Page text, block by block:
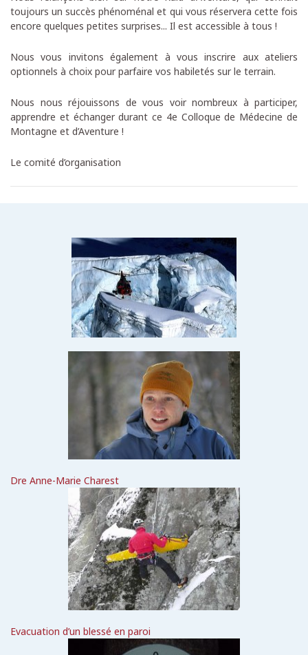
toujours un succès phénoménal et qui vous réservera cette fois
encore quelques petites surprises... Il est accessible à tous !
Nous vous invitons également à vous inscrire aux ateliers
optionnels à choix pour parfaire vos habiletés sur le terrain.
Nous nous réjouissons de vous voir nombreux à participer,
apprendre et échanger durant ce 4e Colloque de Médecine de
Montagne et d’Aventure !
Le comité d’organisation
Dre Anne-Marie Charest
Evacuation d’un blessé en paroi